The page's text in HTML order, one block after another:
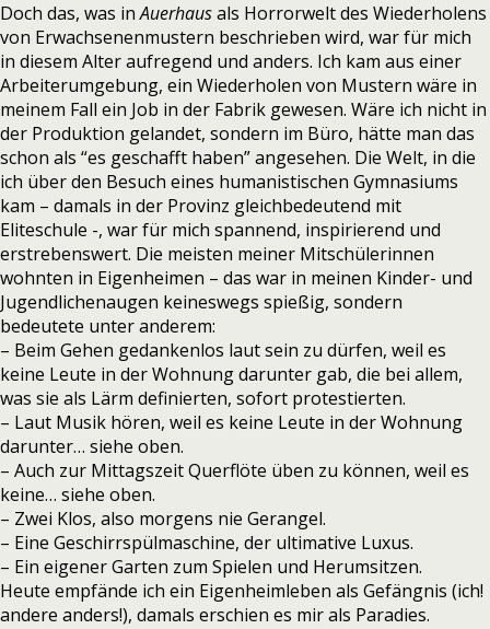
Doch das, was inAuerhausals Horrorwelt des Wiederholens
von Erwachsenenmustern beschrieben wird, war für mich
in diesem Alter aufregend und anders. Ich kam aus einer
Arbeiterumgebung, ein Wiederholen von Mustern wäre in
meinem Fall ein Job in der Fabrik gewesen. Wäre ich nicht in
der Produktion gelandet, sondern im Büro, hätte man das
schon als “es geschafft haben” angesehen. Die Welt, in die
ich über den Besuch eines humanistischen Gymnasiums
kam – damals in der Provinz gleichbedeutend mit
Eliteschule -, war für mich spannend, inspirierend und
erstrebenswert. Die meisten meiner Mitschülerinnen
wohnten in Eigenheimen – das war in meinen Kinder- und
Jugendlichenaugen keineswegs spießig, sondern
bedeutete unter anderem:
– Beim Gehen gedankenlos laut sein zu dürfen, weil es
keine Leute in der Wohnung darunter gab, die bei allem,
was sie als Lärm definierten, sofort protestierten.
– Laut Musik hören, weil es keine Leute in der Wohnung
darunter… siehe oben.
– Auch zur Mittagszeit Querflöte üben zu können, weil es
keine… siehe oben.
– Zwei Klos, also morgens nie Gerangel.
– Eine Geschirrspülmaschine, der ultimative Luxus.
– Ein eigener Garten zum Spielen und Herumsitzen.
Heute empfände ich ein Eigenheimleben als Gefängnis (ich!
andere anders!), damals erschien es mir als Paradies.